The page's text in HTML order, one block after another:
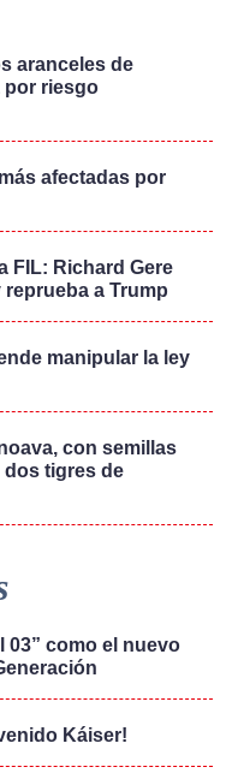
aranceles de
por riesgo
afectadas por
FIL: Richard Gere
a Trump
manipular la ley
con semillas
tigres de
03” como el nuevo
Káiser!